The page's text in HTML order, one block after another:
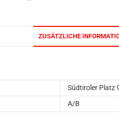
ZUSÄTZLICHE
Südtiroler Platz
A/B